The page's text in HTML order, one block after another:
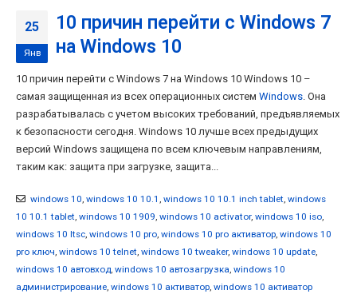
25
Янв
10 причин перейти с Windows 7
на Windows 10
10 причин перейти с Windows 7 на Windows 10 Windows 10 –
самая защищенная из всех операционных систем Windows . Она
разрабатывалась с учетом высоких требований, предъявляемых
к безопасности сегодня. Windows 10 лучше всех предыдущих
версий Windows защищена по всем ключевым направлениям,
таким как: защита при загрузке, защита...
windows 10, windows 10 10.1 , windows 10 10.1 inch tablet, windows
10 10.1 tablet, windows 10 1909, windows 10 activator, windows 10 iso,
windows 10 ltsc, windows 10 pro, windows 10 pro активатор, windows 10
pro ключ, windows 10 telnet, windows 10 tweaker, windows 10 update,
windows 10 автовход, windows 10 автозагрузка, windows 10
администрирование, windows 10 активатор, windows 10 активатор